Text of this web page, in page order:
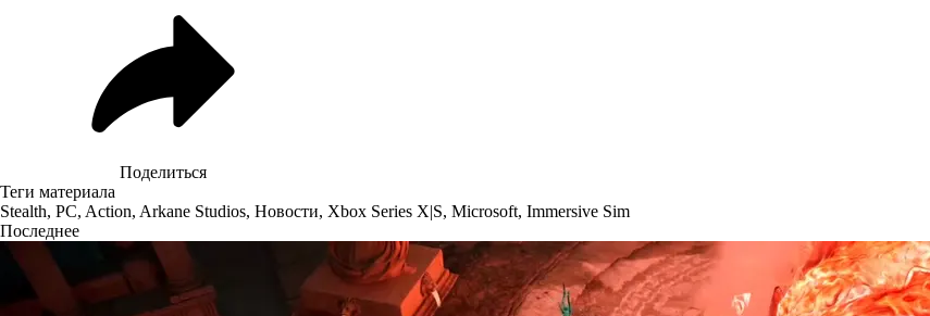
Поделиться
Теги материала
Stealth, PC, Action, Arkane Studios, Новости, Xbox Series X|S, Microsoft, Immersive Sim
Последнее